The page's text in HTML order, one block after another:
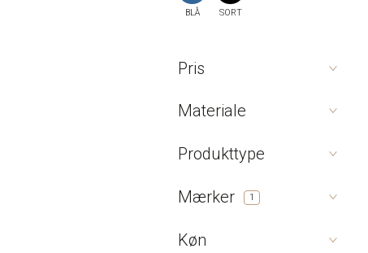
BLÅ SORT
Pris
Materiale
Produkttype
Mærker 1
Køn